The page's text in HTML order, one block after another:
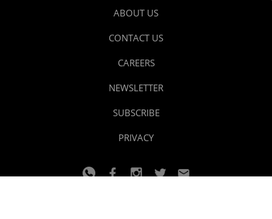
ABOUT US
CONTACT US
CAREERS
NEWSLETTER
SUBSCRIBE
PRIVACY